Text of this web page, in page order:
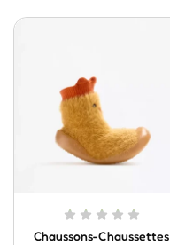
Chaussons-Chaussettes